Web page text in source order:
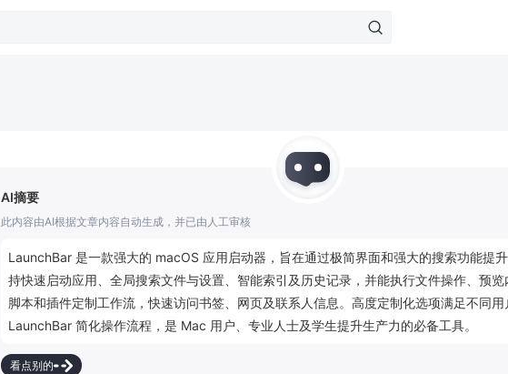
AI摘要
此内容由AI根据文章内容自动生成，并已由人工审核
LaunchBar 是一款强大的 macOS 应用启动器，旨在通过极简界面和强大的搜索功能提
持快速启动应用、全局搜索文件与设置、智能索引及历史记录，并能执行文件操作、预
脚本和插件定制工作流，快速访问书签、网页及联系人信息。高度定制化选项满足不同用
LaunchBar 简化操作流程，是 Mac 用户、专业人士及学生提升生产力的必备工具。
看点别的